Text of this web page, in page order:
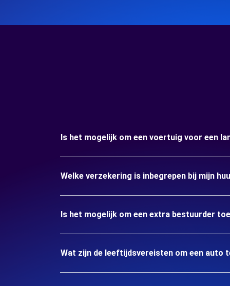
Is het mogelijk om een voertuig voor een
Welke verzekering is inbegrepen bij mijn
Is het mogelijk om een extra bestuurder
Wat zijn de leeftijdsvereisten om een auto